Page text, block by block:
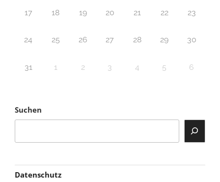
17 18 19 20 21 22 23
24 25 26 27 28 29 30
31 1 2 3 4 5 6
Suchen
Datenschutz